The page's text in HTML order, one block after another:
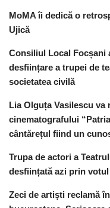
MoMA îi dedică o
Ujică
Consiliul Local Focșani
desființare a trupei de
societatea civilă
Lia Olguța Vasilescu va
cinematografului
cântărețul fiind un
Trupa de actori a
desființată azi prin
Zeci de artiști reclamă